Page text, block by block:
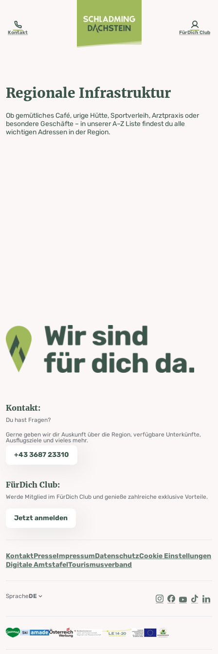
Kontakt FürDich Club
Regionale Infrastruktur
Ob gemütliches Café, urige Hütte, Sportverleih, Arztpraxis oder
besondere Geschäfte – in unserer A–Z Liste findest du alle
wichtigen Adressen in der Region.
Kontakt:
Du hast Fragen?
Gerne geben wir dir Auskunft über die Region, verfügbare Unterkünfte,
Ausflugsziele und vieles mehr.
+43 3687 23310
FürDich Club:
Werde Mitglied im FürDich Club und genieße zahlreiche exklusive Vorteile.
Jetzt anmelden
KontaktPresseImpressumDatenschutzCookie Einstellungen
Digitale AmtstafelTourismusverband
Instagram
Facebook
Youtube
Tik Tok
SpracheDE